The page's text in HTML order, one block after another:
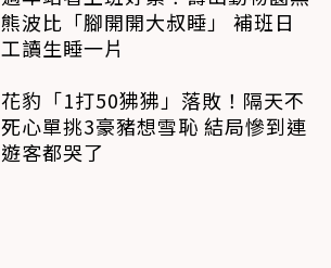
熊波比「腳開開大叔睡」 補班日
工讀生睡一片
花豹「1打50狒狒」落敗！隔天不
死心單挑3豪豬想雪恥 結局慘到連
遊客都哭了